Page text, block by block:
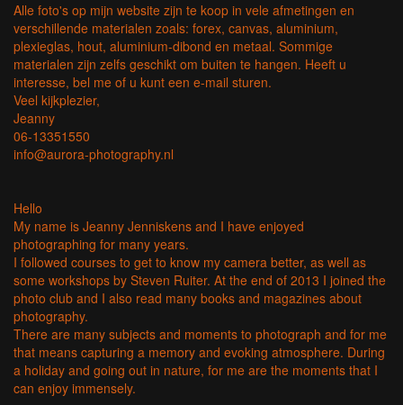
Alle foto's op mijn website zijn te koop in vele afmetingen en
verschillende materialen zoals: forex, canvas, aluminium,
plexieglas, hout, aluminium-dibond en metaal. Sommige
materialen zijn zelfs geschikt om buiten te hangen. Heeft u
interesse, bel me of u kunt een e-mail sturen.
Veel kijkplezier,
Jeanny
06-13351550
info@aurora-photography.nl
Hello
My name is Jeanny Jenniskens and I have enjoyed
photographing for many years.
I followed courses to get to know my camera better, as well as
some workshops by Steven Ruiter. At the end of 2013 I joined the
photo club and I also read many books and magazines about
photography.
There are many subjects and moments to photograph and for me
that means capturing a memory and evoking atmosphere. During
a holiday and going out in nature, for me are the moments that I
can enjoy immensely.